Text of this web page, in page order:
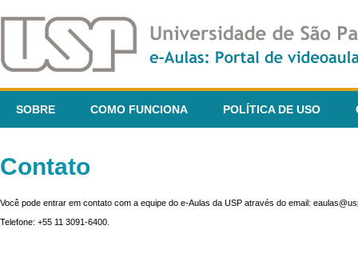
SOBRE COMO FUNCIONA POLÍTICA DE USO
Contato
Você pode entrar em contato com a equipe do e-Aulas da USP através do email:
Telefone: +55 11 3091-6400.